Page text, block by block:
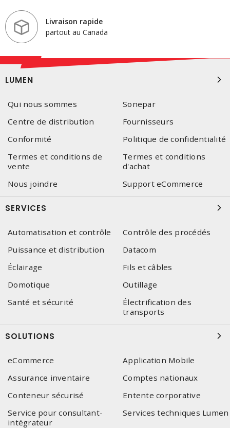
Livraison rapide
partout au Canada
LUMEN
Qui nous sommes
Sonepar
Centre de distribution
Fournisseurs
Conformité
Politique de confidentialité
Termes et conditions de
vente
Termes et conditions
d'achat
Nous joindre
Support eCommerce
SERVICES
Automatisation et contrôle
Contrôle des procédés
Puissance et distribution
Datacom
Éclairage
Fils et câbles
Domotique
Outillage
Santé et sécurité
Électrification des
transports
SOLUTIONS
eCommerce
Application Mobile
Assurance inventaire
Comptes nationaux
Conteneur sécurisé
Entente corporative
Service pour consultant-
intégrateur
Services techniques Lumen